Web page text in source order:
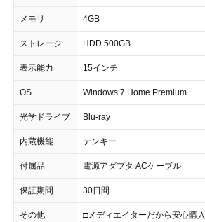
メモリ 4GB
ストレージ HDD 500GB
表示能力 15インチ
OS Windows 7 Home Premium
光学ドライブ Blu-ray
内蔵機能 テンキー
付属品 電源アダプタ ACケーブル
保証期間 30日間
その他
□メディエイターだから安心購入